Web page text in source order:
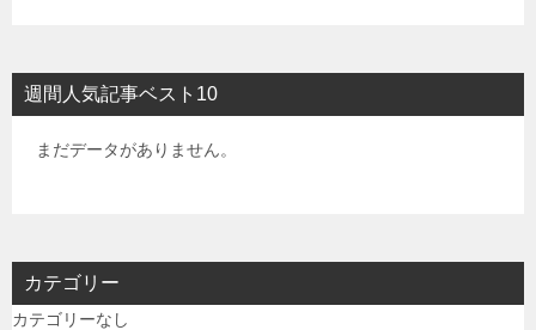
週間人気記事ベスト10
まだデータがありません。
カテゴリー
カテゴリーなし